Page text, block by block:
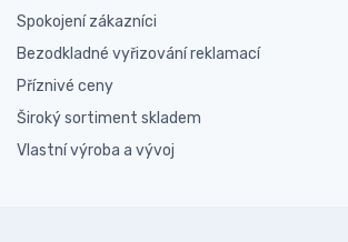
Spokojení zákazníci
Bezodkladné vyřizování reklamací
Příznivé ceny
Široký sortiment skladem
Vlastní výroba a vývoj